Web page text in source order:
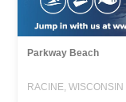
Parkway Beach
RACINE, WISCONSIN